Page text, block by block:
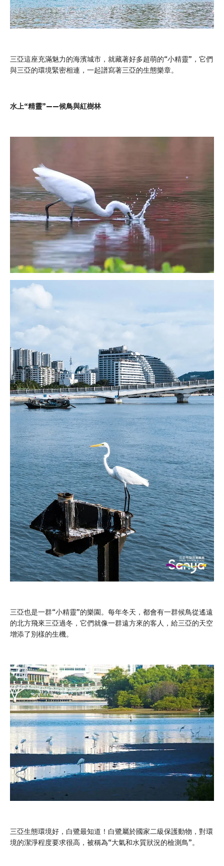
三亞這座充滿魅力的海濱城市，就藏著好多超萌的“小精靈”，它們
與三亞的環境緊密相連，一起譜寫著三亞的生態樂章。
水上“精靈”——候鳥與紅樹林
三亞也是一群“小精靈”的樂園。每年冬天，都會有一群候鳥從遙遠
的北方飛來三亞過冬，它們就像一群遠方來的客人，給三亞的天空
增添了別樣的生機。
三亞生態環境好，白鷺最知道！白鷺屬於國家二級保護動物，對環
境的潔淨程度要求很高，被稱為“大氣和水質狀況的檢測鳥”。